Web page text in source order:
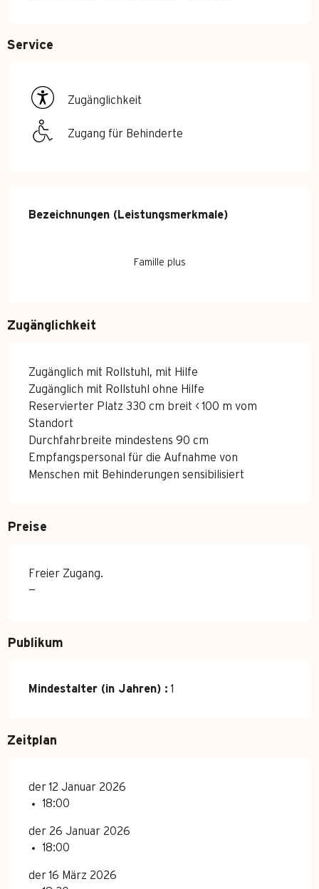
Service
Zugänglichkeit
Zugang für Behinderte
Leistungensmöglichkeiten
Bezeichnungen (Leistungsmerkmale)
Bezeichnungen (Leistungsmerkmale)
Famille plus
Zugänglichkeit
Zugänglich mit Rollstuhl, mit Hilfe
Zugänglich mit Rollstuhl ohne Hilfe
Reservierter Platz 330 cm breit < 100 m vom
Standort
Durchfahrbreite mindestens 90 cm
Empfangspersonal für die Aufnahme von
Menschen mit Behinderungen sensibilisiert
Preise
Freier Zugang.
—
Publikum
Mindestalter (in Jahren) : 1
Zeitplan
der 12 Januar 2026
18:00
der 26 Januar 2026
18:00
der 16 März 2026